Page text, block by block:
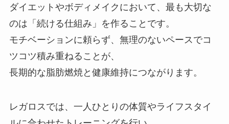
ダイエットやボディメイクにおいて、最も大切な
のは「続ける仕組み」を作ることです。
モチベーションに頼らず、無理のないペースでコ
ツコツ積み重ねることが、
長期的な脂肪燃焼と健康維持につながります。
レガロスでは、一人ひとりの体質やライフスタイ